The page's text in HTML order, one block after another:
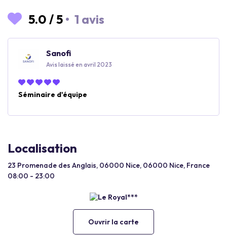
5.0 /5 • 1 avis
Sanofi
Avis laissé en avril 2023
Séminaire d'équipe
Localisation
23 Promenade des Anglais, 06000 Nice, 06000 Nice, France
08:00 - 23:00
Ouvrir la carte